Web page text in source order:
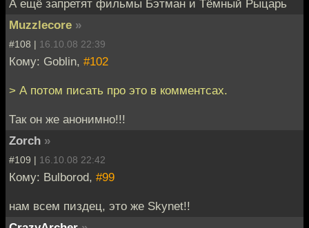
А ещё запретят фильмы Бэтман и Тёмный Рыцарь
Muzzlecore »
#108 | 16.10.08 22:39
Кому: Goblin, #102
> А потом писать про это в комментсах.
Так он же анонимно!!!
Zorch »
#109 | 16.10.08 22:42
Кому: Bulborod, #99
нам всем пиздец, это же Skynet!!